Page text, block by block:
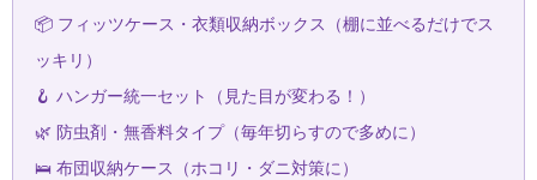
📦 フィッツケース・衣類収納ボックス（棚に並べるだけでス
ッキリ）
🪝 ハンガー統一セット（見た目が変わる！）
🌿 防虫剤・無香料タイプ（毎年切らすので多めに）
🛌 布団収納ケース（ホコリ・ダニ対策に）